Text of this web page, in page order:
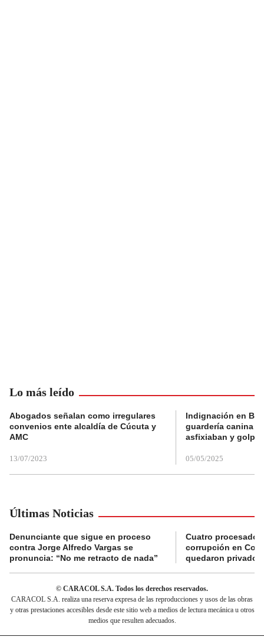
Lo más leído
Abogados señalan como irregulares
convenios ente alcaldía de Cúcuta y
AMC
13/07/2023
Indignación en
guardería canina
asfixiaban y
05/05/2025
Últimas Noticias
Denunciante que sigue en proceso
contra Jorge Alfredo Vargas se
pronuncia: “No me retracto de nada”
Cuatro
corrupción en
quedaron
© CARACOL S.A. Todos los derechos reservados.
CARACOL S.A. realiza una reserva expresa de las reproducciones y usos de las obras
y otras prestaciones accesibles desde este sitio web a medios de lectura mecánica u otros
medios que resulten adecuados.